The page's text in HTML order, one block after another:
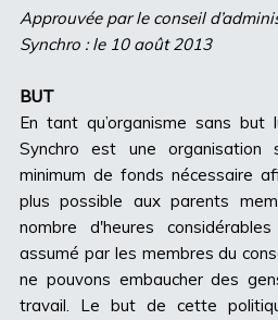
Approuvée par le conseil
Synchro : le 10 août 2013
BUT
En tant qu’organisme sans but
Synchro est une
minimum de fonds nécessaire
plus possible aux parents
nombre d'heures
assumé par les membres du
ne pouvons embaucher des
travail. Le but de cette